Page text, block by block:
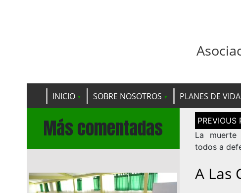
INICIO SOBRE NOSOTROS PLANES DE VIDA
Más comentadas
Navegación
de
entradas
La muerte
todos a
A Las